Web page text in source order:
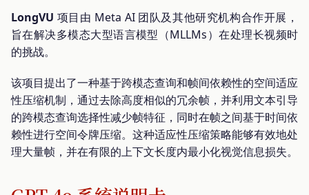
LongVU 项目由 Meta AI 团队及其他研究机构合作开展，
旨在解决多模态大型语言模型（MLLMs）在处理长视频时
的挑战。
该项目提出了一种基于跨模态查询和帧间依赖性的空间适应
性压缩机制，通过去除高度相似的冗余帧，并利用文本引导
的跨模态查询选择性减少帧特征，同时在帧之间基于时间依
赖性进行空间令牌压缩。这种适应性压缩策略能够有效地处
理大量帧，并在有限的上下文长度内最小化视觉信息损失。